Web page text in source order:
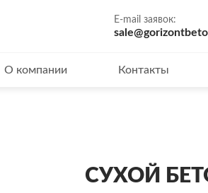
E-mail заявок:
О компании Контакты
СУХОЙ